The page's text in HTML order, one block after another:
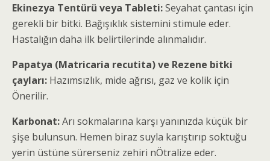
Ekinezya Tentürü veya Tableti:Seyahat çantası için
gerekli bir bitki. Bağışıklık sistemini stimule eder.
Hastalığın daha ilk belirtilerinde alınmalıdır.
Papatya (Matricaria recutita) ve Rezene bitki
çayları: Hazımsızlık, mide ağrısı, gaz ve kolik için
Önerilir.
Karbonat:Arı sokmalarına karşı yanınızda küçük bir
şişe bulunsun. Hemen biraz suyla karıştırıp soktuğu
yerin üstüne sürerseniz zehiri nÖtralize eder.